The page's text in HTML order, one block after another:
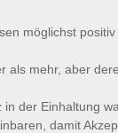
möglichst
als mehr, aber
in der Einhaltung
damit